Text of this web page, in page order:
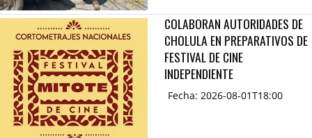
COLABORAN AUTORIDADES DE
CHOLULA EN PREPARATIVOS DE
FESTIVAL DE CINE
INDEPENDIENTE
Fecha: 2026-08-01T18:00